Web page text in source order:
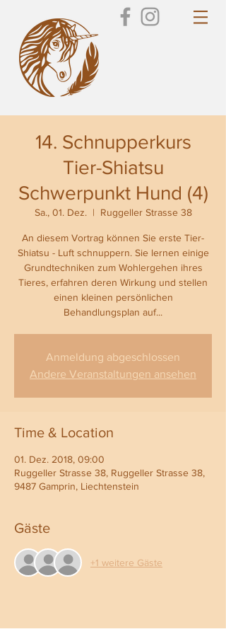
14. Schnupperkurs
Tier-Shiatsu
Schwerpunkt Hund (4)
Sa., 01. Dez.
  |
Ruggeller Strasse 38
An diesem Vortrag können Sie erste Tier-
Shiatsu - Luft schnuppern. Sie lernen einige
Grundtechniken zum Wohlergehen ihres
Tieres, erfahren deren Wirkung und stellen
einen kleinen persönlichen
Behandlungsplan auf...
Anmeldung abgeschlossen
Andere Veranstaltungen ansehen
Time & Location
01. Dez. 2018, 09:00
Ruggeller Strasse 38, Ruggeller Strasse 38,
9487 Gamprin, Liechtenstein
Gäste
+1 weitere Gäste